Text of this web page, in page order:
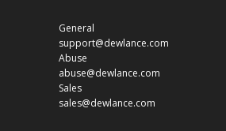
General
support@dewlance.com
Abuse
abuse@dewlance.com
Sales
sales@dewlance.com